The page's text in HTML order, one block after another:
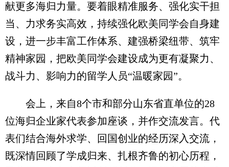
献更多海归力量。要着眼精准服务、强化实干担
当、力求务实高效，持续强化欧美同学会自身建
设，进一步丰富工作体系、建强桥梁纽带、筑牢
精神家园，把欧美同学会建设成为更有凝聚力、
战斗力、影响力的留学人员“温暖家园”。
会上，来自8个市和部分山东省直单位的28
位海归企业家代表参加座谈，并作交流发言。代
表们结合海外求学、回国创业的经历深入交流，
既深情回顾了学成归来、扎根齐鲁的初心历程，